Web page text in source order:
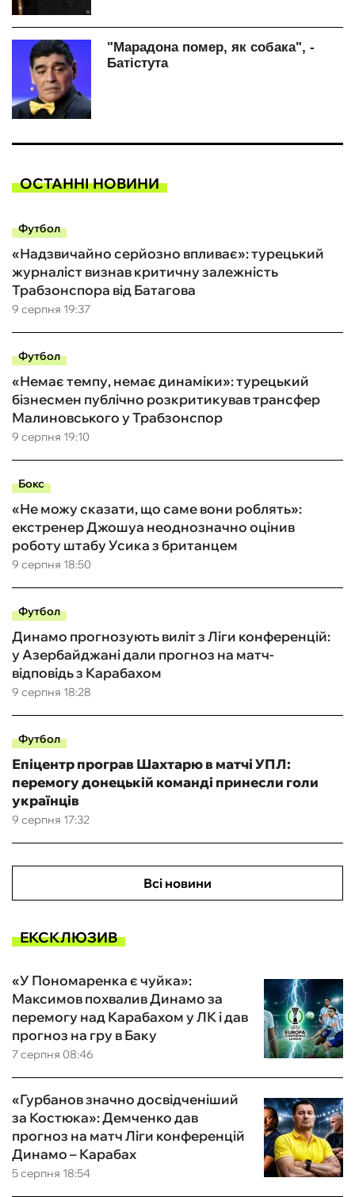
ОСТАННІ НОВИНИ
Футбол
9 серпня 19:37
«Надзвичайно серйозно впливає»: турецький
журналіст визнав критичну залежність
Трабзонспора від Батагова
Футбол
9 серпня 19:10
«Немає темпу, немає динаміки»: турецький
бізнесмен публічно розкритикував трансфер
Малиновського у Трабзонспор
Бокс
9 серпня 18:50
«Не можу сказати, що саме вони роблять»:
екстренер Джошуа неоднозначно оцінив
роботу штабу Усика з британцем
Футбол
9 серпня 18:28
Динамо прогнозують виліт з Ліги конференцій:
у Азербайджані дали прогноз на матч-
відповідь з Карабахом
Футбол
9 серпня 17:32
Епіцентр програв Шахтарю в матчі УПЛ:
перемогу донецькій команді принесли голи
українців
Всі новини
ЕКСКЛЮЗИВ
7 серпня 08:46
«У Пономаренка є чуйка»:
Максимов похвалив Динамо за
перемогу над Карабахом у ЛК і дав
прогноз на гру в Баку
5 серпня 18:54
«Гурбанов значно досвідченіший
за Костюка»: Демченко дав
прогноз на матч Ліги конференцій
Динамо – Карабах